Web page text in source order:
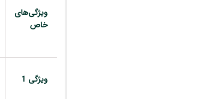
ویژگی‌های
خاص
ویژگی 1